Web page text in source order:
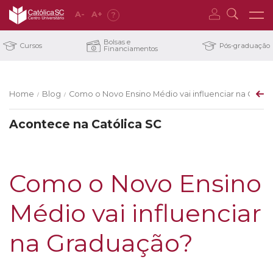
A- A+ ?
Cursos Bolsas e
Financiamentos Pós-graduação
Home / Blog / Como o Novo Ensino Médio vai influenciar na
Acontece na Católica SC
Como o Novo Ensino
Médio vai influenciar
na Graduação?